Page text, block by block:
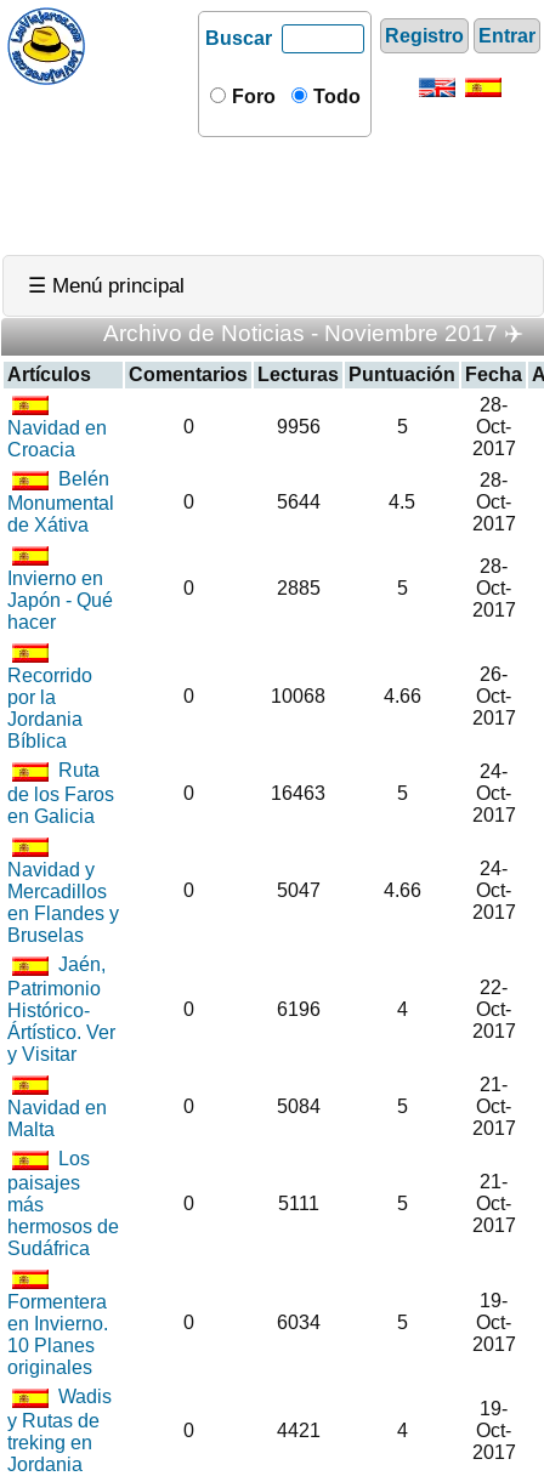
Registro Entrar
Buscar
Foro Todo
☰ Menú principal
Archivo de Noticias - Noviembre 2017 ✈️
Artículos Comentarios Lecturas Puntuación Fecha
Navidad en
Croacia
0 9956 5
28-
Oct-
2017
Belén
Monumental
de Xátiva
0 5644 4.5
28-
Oct-
2017
Invierno en
Japón - Qué
hacer
0 2885 5
28-
Oct-
2017
Recorrido
por la
Jordania
Bíblica
0 10068 4.66
26-
Oct-
2017
Ruta
de los Faros
en Galicia
0 16463 5
24-
Oct-
2017
Navidad y
Mercadillos
en Flandes y
Bruselas
0 5047 4.66
24-
Oct-
2017
Jaén,
Patrimonio
Histórico-
Ártístico. Ver
y Visitar
0 6196 4
22-
Oct-
2017
Navidad en
Malta
0 5084 5
21-
Oct-
2017
Los
paisajes
más
hermosos de
Sudáfrica
0 5111 5
21-
Oct-
2017
Formentera
en Invierno.
10 Planes
originales
0 6034 5
19-
Oct-
2017
Wadis
y Rutas de
treking en
Jordania
0 4421 4
19-
Oct-
2017